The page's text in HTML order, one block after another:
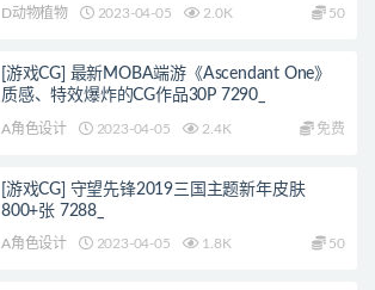
D动物植物 2023-04-05 2.0K 50
[游戏CG] 最新MOBA端游《Ascendant One》
质感、特效爆炸的CG作品30P 7290_
A角色设计 2023-04-05 2.4K 免费
[游戏CG] 守望先锋2019三国主题新年皮肤
800+张 7288_
A角色设计 2023-04-05 1.8K 50